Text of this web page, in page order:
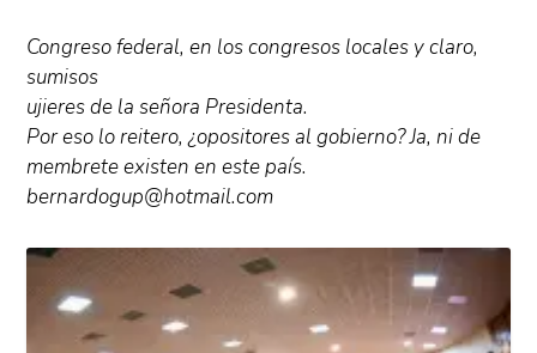
Congreso federal, en los congresos locales y claro,
sumisos
ujieres de la señora Presidenta.
Por eso lo reitero, ¿opositores al gobierno? Ja, ni de
membrete existen en este país.
bernardogup@hotmail.com